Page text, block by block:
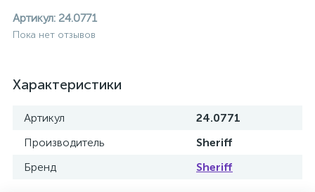
Артикул: 24.0771
Пока нет отзывов
Характеристики
Артикул
24.0771
Производитель
Sheriff
Бренд
Sheriff